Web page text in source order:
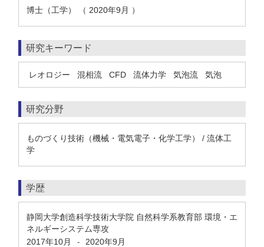
博士（工学） （ 2020年9月 ）
研究キーワード
レオロジー 混相流 CFD 流体力学 気泡流 気泡
研究分野
ものづくり技術（機械・電気電子・化学工学） / 流体工
学
学歴
静岡大学創造科学技術大学院 自然科学系教育部 環境・エ
ネルギーシステム専攻
2017年10月
-
2020年9月